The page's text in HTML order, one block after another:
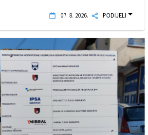
07. 8. 2026. PODIJELI